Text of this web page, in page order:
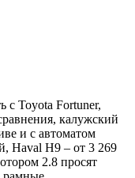
с Toyota Fortuner,
калужский
и с автоматом
Haval H9 – от 3 269
2.8 просят